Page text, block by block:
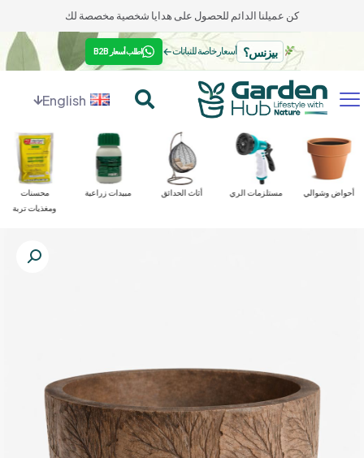
كن عميلنا الدائم للحصول على هدايا شخصية مخصصة لك
بيزنس؟ أسعار خاصة للنباتات← اطلب أسعار B2B
English
محسنات
ومغذيات تربة
مبيدات زراعية أثاث الحدائق مستلزمات الري أحواض وشوالي